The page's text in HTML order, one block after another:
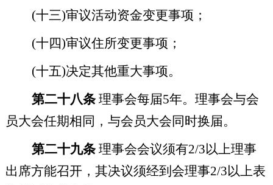
(十三)审议活动资金变更事项；
(十四)审议住所变更事项；
(十五)决定其他重大事项。
第二十八条理事会每届5年。理事会与会
员大会任期相同，与会员大会同时换届。
第二十九条理事会会议须有2/3以上理事
出席方能召开，其决议须经到会理事2/3以上表